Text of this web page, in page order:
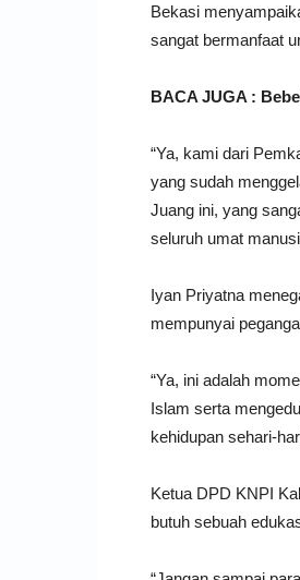
Bekasi
sangat bermanfaat
BACA JUGA :
“Ya, kami dari
yang sudah
Juang ini, yang
seluruh umat
Iyan Priyatna
mempunyai
“Ya, ini adalah
Islam serta
kehidupan sehari-
Ketua DPD KNPI
butuh sebuah